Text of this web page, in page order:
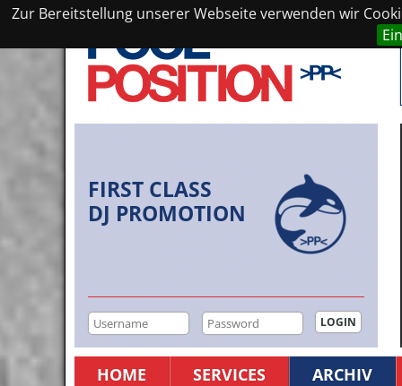
Zur Bereitstellung unserer Webseite verwenden wir
FIRST CLASS
DJ PROMOTION
HOME SERVICES ARCHIV